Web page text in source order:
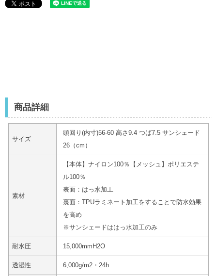
商品詳細
サイズ
頭回り(内寸)56-60 高さ9.4 つば7.5 サンシェード
26（cm）
素材
【本体】ナイロン100％【メッシュ】ポリエステ
ル100％
表面：はっ水加工
裏面：TPUラミネート加工をすることで防水効果
を高め
※サンシェードははっ水加工のみ
耐水圧 15,000mmH2O
透湿性 6,000g/m2・24h